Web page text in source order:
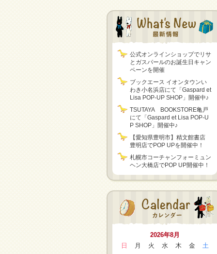
公式オンラインショップでリサ
とガスパールのお誕生日キャン
ペーンを開催
ブックエース イオンタウンい
わき小名浜店にて「Gaspard et
Lisa POP-UP SHOP」開催中♪
TSUTAYA BOOKSTORE亀戸
にて「Gaspard et Lisa POP-U
P SHOP」開催中♪
【愛知県豊明市】精文館書店
豊明店でPOP UPを開催中！
札幌市コーチャンフォーミュン
ヘン大橋店でPOP UP開催中！
2026年8月
日
月 火 水 木 金
土